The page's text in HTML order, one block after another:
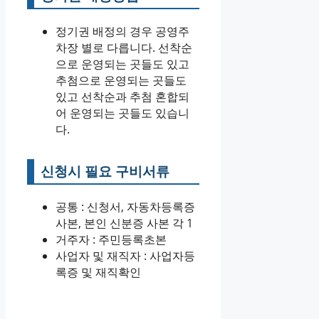
정기권 배정의 경우 공영주
차장 별로 다릅니다. 선착순
으로 운영되는 곳들도 있고
추첨으로 운영되는 곳들도
있고 선착순과 추첨 혼합되
어 운영되는 곳들도 있습니
다.
신청시 필요 구비서류
공통 : 신청서, 자동차등록증
사본, 본인 신분증 사본 각 1
거주자 : 주민등록초본
사업자 및 재직자 : 사업자등
록증 및 재직확인